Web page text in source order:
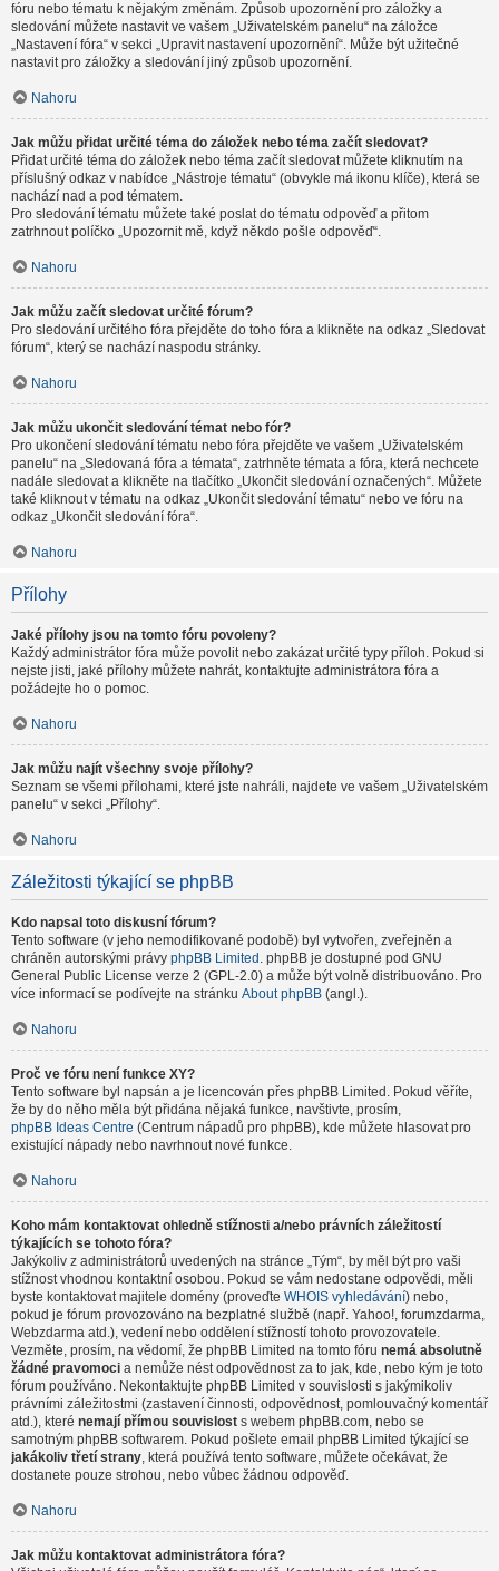
fóru nebo tématu k nějakým změnám. Způsob upozornění pro záložky a
sledování můžete nastavit ve vašem „Uživatelském panelu“ na záložce
„Nastavení fóra“ v sekci „Upravit nastavení upozornění“. Může být užitečné
nastavit pro záložky a sledování jiný způsob upozornění.
Nahoru
Jak můžu přidat určité téma do záložek nebo téma začít sledovat?
Přidat určité téma do záložek nebo téma začít sledovat můžete kliknutím na
příslušný odkaz v nabídce „Nástroje tématu“ (obvykle má ikonu klíče), která se
nachází nad a pod tématem.
Pro sledování tématu můžete také poslat do tématu odpověď a přitom
zatrhnout políčko „Upozornit mě, když někdo pošle odpověď“.
Nahoru
Jak můžu začít sledovat určité fórum?
Pro sledování určitého fóra přejděte do toho fóra a klikněte na odkaz „Sledovat
fórum“, který se nachází naspodu stránky.
Nahoru
Jak můžu ukončit sledování témat nebo fór?
Pro ukončení sledování tématu nebo fóra přejděte ve vašem „Uživatelském
panelu“ na „Sledovaná fóra a témata“, zatrhněte témata a fóra, která nechcete
nadále sledovat a klikněte na tlačítko „Ukončit sledování označených“. Můžete
také kliknout v tématu na odkaz „Ukončit sledování tématu“ nebo ve fóru na
odkaz „Ukončit sledování fóra“.
Nahoru
Přílohy
Jaké přílohy jsou na tomto fóru povoleny?
Každý administrátor fóra může povolit nebo zakázat určité typy příloh. Pokud si
nejste jisti, jaké přílohy můžete nahrát, kontaktujte administrátora fóra a
požádejte ho o pomoc.
Nahoru
Jak můžu najít všechny svoje přílohy?
Seznam se všemi přílohami, které jste nahráli, najdete ve vašem „Uživatelském
panelu“ v sekci „Přílohy“.
Nahoru
Záležitosti týkající se phpBB
Kdo napsal toto diskusní fórum?
Tento software (v jeho nemodifikované podobě) byl vytvořen, zveřejněn a
chráněn autorskými právy phpBB Limited . phpBB je dostupné pod GNU
General Public License verze 2 (GPL-2.0) a může být volně distribuováno. Pro
více informací se podívejte na stránku About phpBB (angl.).
Nahoru
Proč ve fóru není funkce XY?
Tento software byl napsán a je licencován přes phpBB Limited. Pokud věříte,
že by do něho měla být přidána nějaká funkce, navštivte, prosím,
phpBB Ideas Centre (Centrum nápadů pro phpBB), kde můžete hlasovat pro
existující nápady nebo navrhnout nové funkce.
Nahoru
Koho mám kontaktovat ohledně stížnosti a/nebo právních záležitostí
týkajících se tohoto fóra?
Jakýkoliv z administrátorů uvedených na stránce „Tým“, by měl být pro vaši
stížnost vhodnou kontaktní osobou. Pokud se vám nedostane odpovědi, měli
byste kontaktovat majitele domény (proveďte WHOIS vyhledávání) nebo,
pokud je fórum provozováno na bezplatné službě (např. Yahoo!, forumzdarma,
Webzdarma atd.), vedení nebo oddělení stížností tohoto provozovatele.
Vezměte, prosím, na vědomí, že phpBB Limited na tomto fóru nemá absolutně
žádné pravomoci a nemůže nést odpovědnost za to jak, kde, nebo kým je toto
fórum používáno. Nekontaktujte phpBB Limited v souvislosti s jakýmikoliv
právními záležitostmi (zastavení činnosti, odpovědnost, pomlouvačný komentář
atd.), které nemají přímou souvislost s webem phpBB.com, nebo se
samotným phpBB softwarem. Pokud pošlete email phpBB Limited týkající se
jakákoliv třetí strany, která používá tento software, můžete očekávat, že
dostanete pouze strohou, nebo vůbec žádnou odpověď.
Nahoru
Jak můžu kontaktovat administrátora fóra?